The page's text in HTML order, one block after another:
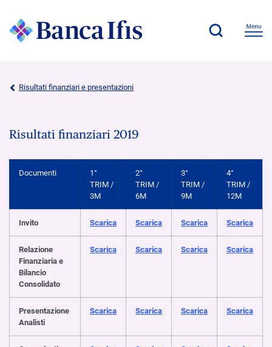
Risultati finanziari e presentazioni
Risultati finanziari 2019
Documenti
1°
TRIM /
3M
2°
TRIM /
6M
3°
TRIM /
9M
4°
TRIM /
12M
Invito Scarica Scarica Scarica Scarica
Relazione
Finanziaria e
Bilancio
Consolidato
Scarica Scarica Scarica Scarica
Presentazione
Analisti
Scarica Scarica Scarica Scarica